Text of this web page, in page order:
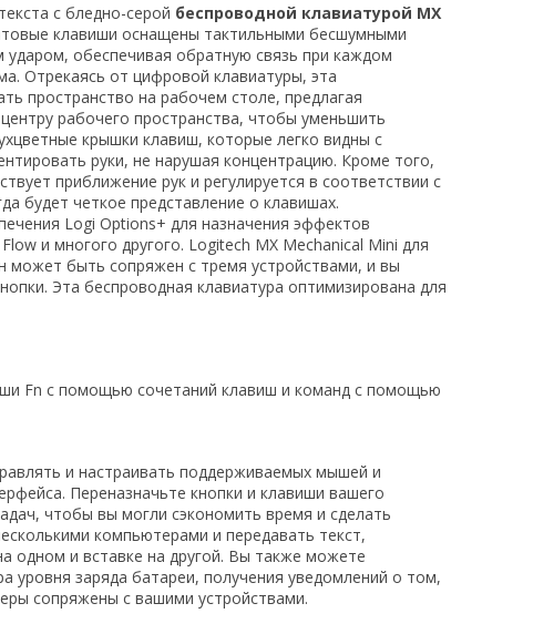
с бледно-серой беспроводной клавиатурой MX
клавиши оснащены тактильными бесшумными
обеспечивая обратную связь при каждом
Отрекаясь от цифровой клавиатуры, эта
пространство на рабочем столе, предлагая
рабочего пространства, чтобы уменьшить
крышки клавиш, которые легко видны с
руки, не нарушая концентрацию. Кроме того,
приближение рук и регулируется в соответствии с
будет четкое представление о клавишах.
Logi Options+ для назначения эффектов
и многого другого. Logitech MX Mechanical Mini для
может быть сопряжен с тремя устройствами, и вы
Эта беспроводная клавиатура оптимизирована для
Fn с помощью сочетаний клавиш и команд с помощью
и настраивать поддерживаемых мышей и
Переназначьте кнопки и клавиши вашего
чтобы вы могли сэкономить время и сделать
компьютерами и передавать текст,
одном и вставке на другой. Вы также можете
уровня заряда батареи, получения уведомлений о том,
сопряжены с вашими устройствами.